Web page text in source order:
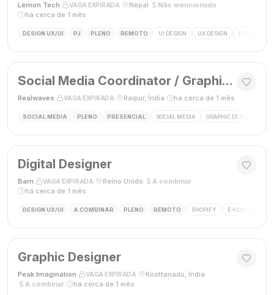
Lemon Tech VAGA EXPIRADA Nepal Não mencionado
há cerca de 1 mês
DESIGN UX/UI PJ PLENO REMOTO UI DESIGN UX DESIGN FIGMA
Social Media Coordinator / Graphic Designer
Realwaves VAGA EXPIRADA Raipur, Índia há cerca de 1 mês
SOCIAL MEDIA PLENO PRESENCIAL SOCIAL MEDIA GRAPHIC DESIGN
Digital Designer
Barn VAGA EXPIRADA Reino Unido A combinar·
há cerca de 1 mês
DESIGN UX/UI A COMBINAR PLENO REMOTO SHOPIFY E-COMMERCE
Graphic Designer
Peak Imagination VAGA EXPIRADA Koottanadu, Índia
A combinar
há cerca de 1 mês